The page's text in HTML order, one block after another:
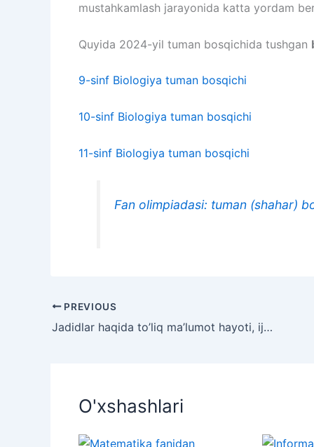
mustahkamlash jarayonida katta yordam
Quyida 2024-yil tuman bosqichida tushgan
9-sinf Biologiya tuman bosqichi
10-sinf Biologiya tuman bosqichi
11-sinf Biologiya tuman bosqichi
Fan olimpiadasi: tuman (shahar)
PREVIOUS
Jadidlar haqida to’liq ma’lumot hayoti, ijodi, faoliyati
O'xshashlari